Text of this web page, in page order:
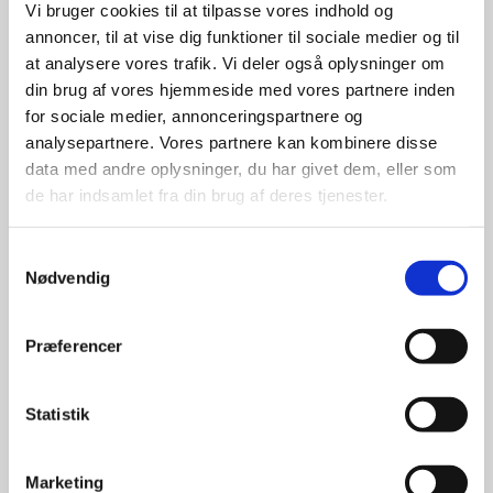
Vi bruger cookies til at tilpasse vores indhold og
annoncer, til at vise dig funktioner til sociale medier og til
at analysere vores trafik. Vi deler også oplysninger om
din brug af vores hjemmeside med vores partnere inden
for sociale medier, annonceringspartnere og
analysepartnere. Vores partnere kan kombinere disse
data med andre oplysninger, du har givet dem, eller som
de har indsamlet fra din brug af deres tjenester.
Nødvendig
Præferencer
Statistik
Marketing
leverandører
giver større
udvalg
For at sikre høj kvalitet og stor
leveringssikkerhed samarbejder vi
med de største og mest